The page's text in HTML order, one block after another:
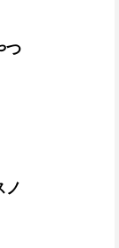
つ
ノ